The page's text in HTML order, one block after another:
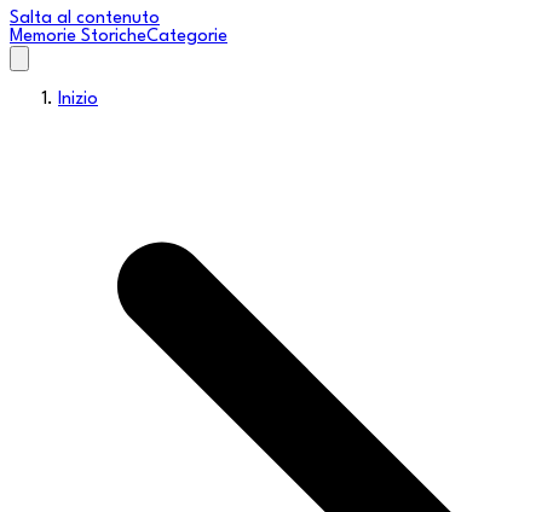
Salta al contenuto
Memorie StoricheCategorie
Inizio